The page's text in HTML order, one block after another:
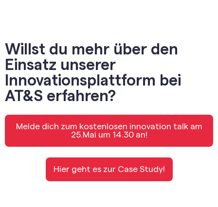
Willst du mehr über den
Einsatz unserer
Innovationsplattform bei
AT&S erfahren?
Melde dich zum kostenlosen innovation talk am
25.Mai um 14.30 an!
Hier geht es zur Case Study!